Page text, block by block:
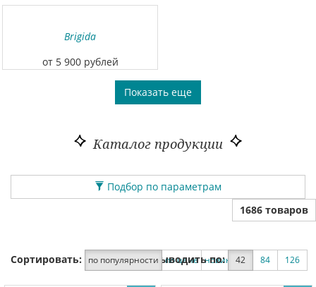
Brigida
от 5 900 рублей
Показать еще
Каталог продукции
Подбор по параметрам
1686 товаров
Сортировать: по популярности по цене новинки по скидке
Выводить по: 42 84 126